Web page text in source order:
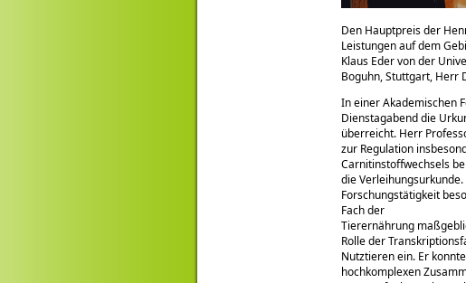
Den Hauptpreis der
Leistungen auf dem
Klaus Eder von der
Boguhn, Stuttgart, Herr
In einer Akademischen
Dienstagabend die
überreicht. Herr
zur Regulation
Carnitinstoffwechsels
die
Forschungstätigkeit
Fach der
Tierernährung
Rolle der
Nutztieren ein. Er
hochkomplexen